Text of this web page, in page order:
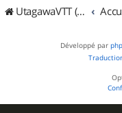
UtagawaVTT (Randos VTT et VTTAE avec traces GPS)
Développé par